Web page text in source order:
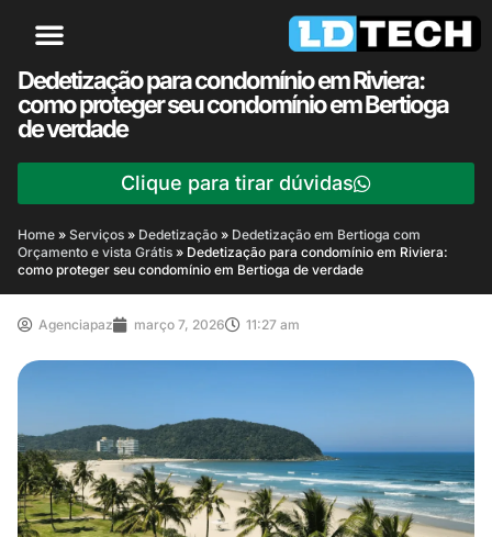
Dedetização para condomínio em Riviera:
como proteger seu condomínio em Bertioga
de verdade
Clique para tirar dúvidas
Home » Serviços » Dedetização » Dedetização em Bertioga com
Orçamento e vista Grátis » Dedetização para condomínio em Riviera:
como proteger seu condomínio em Bertioga de verdade
Agenciapaz março 7, 2026 11:27 am